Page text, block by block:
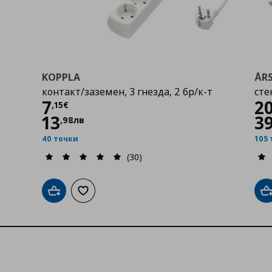
KOPPLA
контакт/заземен, 3 гнезда, 2 бр/к-т
7,15€
Цена
13,98лв
40 точки
(30)
Добави в кошницата
Добави към списъка с любими
105